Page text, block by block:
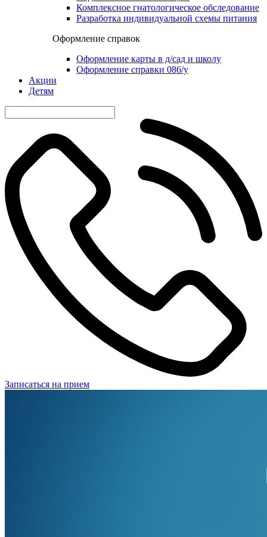
Комплексное гнатологическое обследование
Разработка индивидуальной схемы питания
Оформление справок
Оформление карты в д/сад и школу
Оформление справки 086/у
Акции
Детям
Записаться на прием